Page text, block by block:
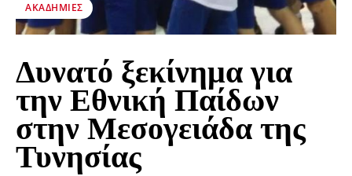
ΑΚΑΔΗΜΊΕΣ
Δυνατό ξεκίνημα για
την Εθνική Παίδων
στην Μεσογειάδα της
Τυνησίας